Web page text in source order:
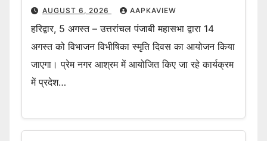
AUGUST 6, 2026 AAPKAVIEW
हरिद्वार, 5 अगस्त – उत्तरांचल पंजाबी महासभा द्वारा 14
अगस्त को विभाजन विभीषिका स्मृति दिवस का आयोजन किया
जाएगा। प्रेम नगर आश्रम में आयोजित किए जा रहे कार्यक्रम
में प्रदेश…